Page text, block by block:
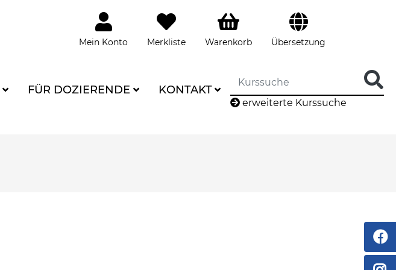
Mein Konto Merkliste Warenkorb Übersetzung
FÜR DOZIERENDE KONTAKT
erweiterte Kurssuche